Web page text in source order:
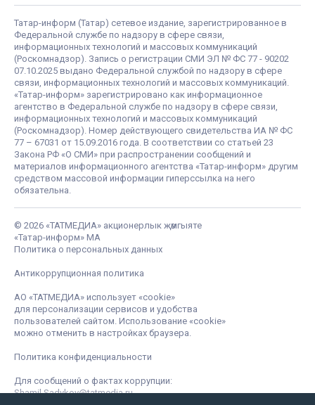
Татар-информ (Татар) сетевое издание, зарегистрированное в
Федеральной службе по надзору в сфере связи,
информационных технологий и массовых коммуникаций
(Роскомнадзор). Запись о регистрации СМИ ЭЛ № ФС 77 - 90202
07.10.2025 выдано Федеральной службой по надзору в сфере
связи, информационных технологий и массовых коммуникаций.
«Татар-информ» зарегистрировано как информационное
агентство в Федеральной службе по надзору в сфере связи,
информационных технологий и массовых коммуникаций
(Роскомнадзор). Номер действующего свидетельства ИА № ФС
77 – 67031 от 15.09.2016 года. В соответствии со статьей 23
Закона РФ «О СМИ» при распространении сообщений и
материалов информационного агентства «Татар-информ» другим
средством массовой информации гиперссылка на него
обязательна.
© 2026 «ТАТМЕДИА» акционерлык җәмгыяте
«Татар-информ» МА
Политика о персональных данных
Антикоррупционная политика
АО «ТАТМЕДИА» использует «cookie»
для персонализации сервисов и удобства
пользователей сайтом. Использование «cookie»
можно отменить в настройках браузера.
Политика конфиденциальности
Для сообщений о фактах коррупции:
Shamil.Sadykov@tatmedia.ru